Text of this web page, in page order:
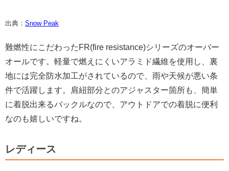
出典： Snow Peak
難燃性にこだわったFR(fire resistance)シリーズのオーバー
オールです。軽量で燃えにくいアラミド繊維を使用し、裏
地には完全防水加工がされているので、雨や天候が悪い条
件で活躍します。肩紐部分とのアジャスター箇所も、簡単
に着脱出来るバックルなので、アウトドアでの着脱に便利
なのも嬉しいですね。
レディース